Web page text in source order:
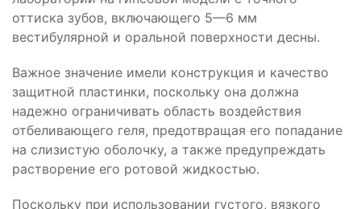
оттиска зубов, включающего 5—6 мм
вестибулярной и оральной поверхности десны.
Важное значение имели конструкция и качество
защитной пластинки, поскольку она должна
надежно ограничивать область воздействия
отбеливающего геля, предотвращая его попадание
на слизистую оболочку, а также предупреждать
растворение его ротовой жидкостью.
Поскольку при использовании густого, вязкого